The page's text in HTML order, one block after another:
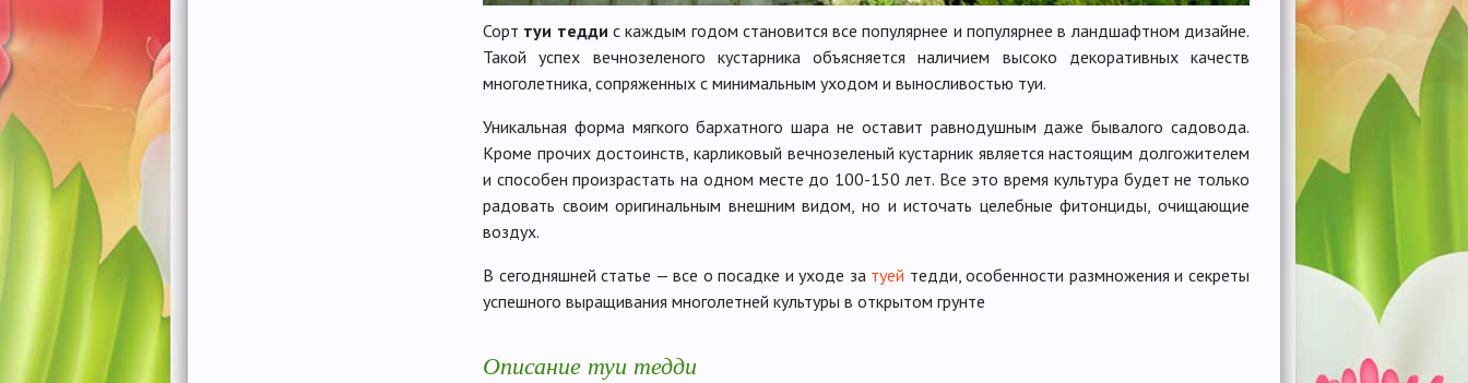
Сорт туи тедди с каждым годом становится все популярнее и популярнее в ландшафтном дизайне.
Такой успех вечнозеленого кустарника объясняется наличием высоко декоративных качеств
многолетника, сопряженных с минимальным уходом и выносливостью туи.
Уникальная форма мягкого бархатного шара не оставит равнодушным даже бывалого садовода.
Кроме прочих достоинств, карликовый вечнозеленый кустарник является настоящим долгожителем
и способен произрастать на одном месте до 100-150 лет. Все это время культура будет не только
радовать своим оригинальным внешним видом, но и источать целебные фитонциды, очищающие
воздух.
В сегодняшней статье — все о посадке и уходе за туей тедди, особенности размножения и секреты
успешного выращивания многолетней культуры в открытом грунте
Описание туи тедди